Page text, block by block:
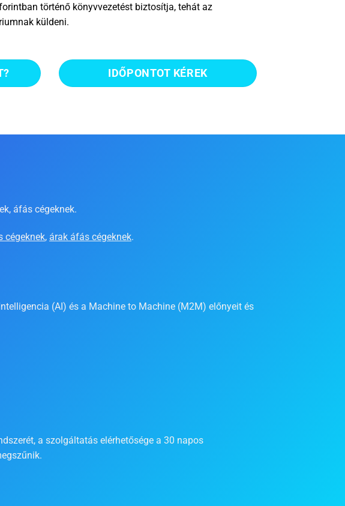
történő könyvvezetést biztosítja, tehát az
küldeni.
IDŐPONTOT KÉREK
áfás cégeknek.
cégeknek, árak áfás cégeknek.
(AI) és a Machine to Machine (M2M) előnyeit és
a szolgáltatás elérhetősége a 30 napos